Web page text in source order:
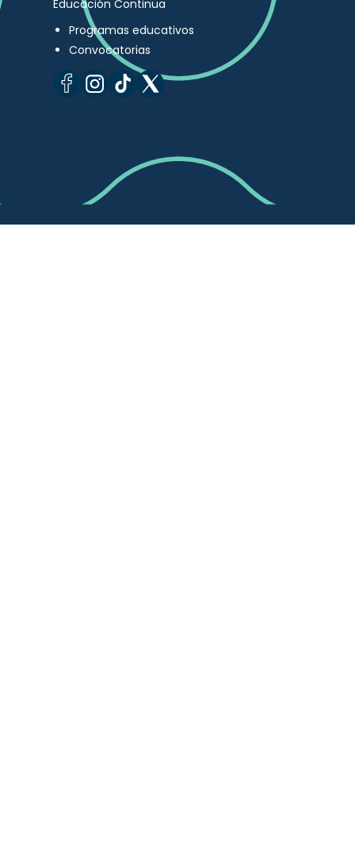
Educación Continua
Programas educativos
Convocatorias